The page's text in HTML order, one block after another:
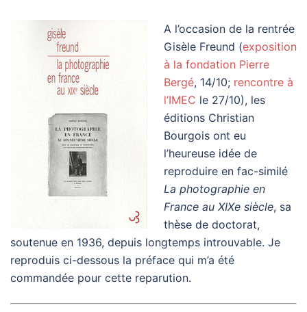
A l’occasion de la rentrée
Gisèle Freund (exposition
à la fondation Pierre
Bergé, 14/10; rencontre à
l’IMEC le 27/10), les
éditions Christian
Bourgois ont eu
l’heureuse idée de
reproduire en fac-similé
La photographie en
France au XIXe siècle, sa
thèse de doctorat,
soutenue en 1936, depuis longtemps introuvable. Je
reproduis ci-dessous la préface qui m’a été
commandée pour cette reparution.